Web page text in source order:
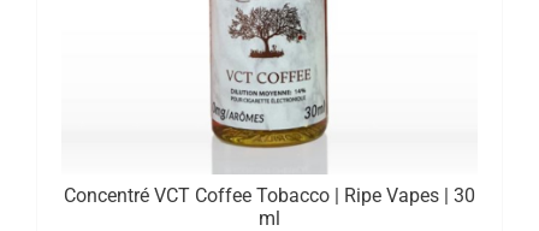
Concentré VCT Coffee Tobacco | Ripe Vapes | 30
ml